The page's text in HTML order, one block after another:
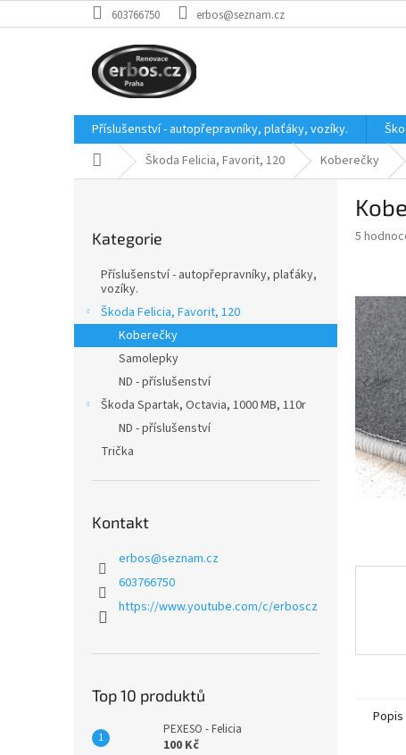
na
603766750 erbos@seznam.cz
Příslušenství - autopřepravníky, plaťáky, vozíky.
Domů Škoda Felicia, Favorit, 120 Koberečky
n
í
kategorie
Kategorie
Příslušenství - autopřepravníky, plaťáky,
vozíky.
Škoda Felicia, Favorit, 120
Koberečky
Samolepky
ND - příslušenství
Škoda Spartak, Octavia, 1000 MB, 110r
ND - příslušenství
Trička
Kontakt
erbos@seznam.cz
603766750
https://www.youtube.com/c/erboscz
Top 10 produktů
PEXESO - Felicia
100 Kč
Průměrné
3,2
z
5
5
Popis